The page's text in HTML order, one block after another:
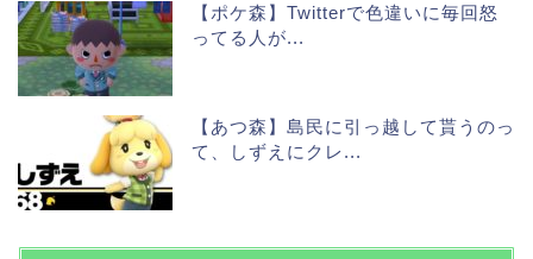
【ポケ森】Twitterで色違いに毎回怒
ってる人が...
【あつ森】島民に引っ越して貰うのっ
て、しずえにクレ...